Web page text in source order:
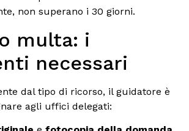
non superano i 30 giorni.
multa: i
necessari
dal tipo di ricorso, il guidatore è
agli uffici delegati: